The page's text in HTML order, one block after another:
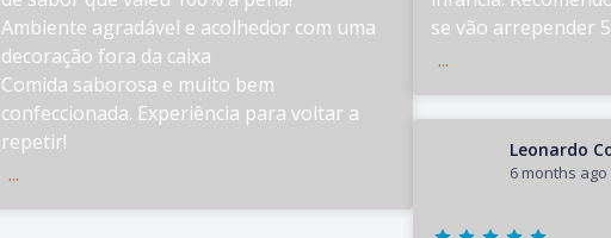
Ambiente agradável e acolhedor com uma
decoração fora da caixa
Comida saborosa e muito bem
confeccionada. Experiência para voltar a
repetir!
...
se vão arrepender
...
Leonardo
6 months ago